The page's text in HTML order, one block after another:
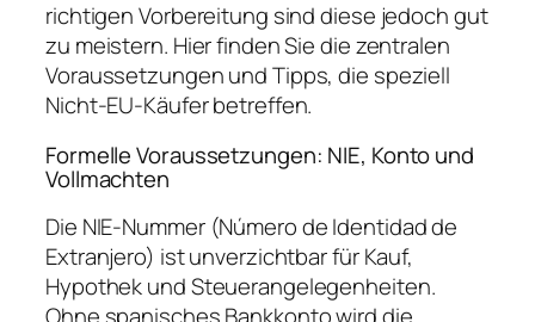
richtigen Vorbereitung sind diese jedoch gut
zu meistern. Hier finden Sie die zentralen
Voraussetzungen und Tipps, die speziell
Nicht-EU-Käufer betreffen.
Formelle Voraussetzungen: NIE, Konto und
Vollmachten
Die NIE-Nummer (Número de Identidad de
Extranjero) ist unverzichtbar für Kauf,
Hypothek und Steuerangelegenheiten.